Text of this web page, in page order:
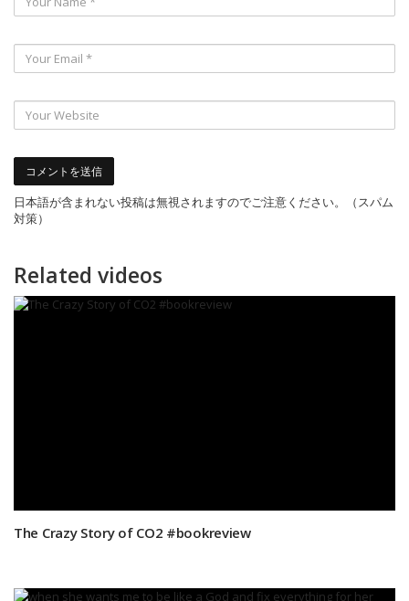
日本語が含まれない投稿は無視されますのでご注意ください。（スパム
対策）
Related videos
The Crazy Story of CO2 #bookreview